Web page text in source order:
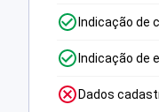
Indicação de
Indicação de
Dados